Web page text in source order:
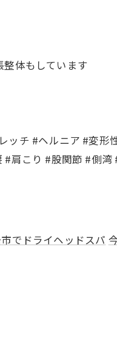
体もしています
ッチ #ヘルニア #変
肩こり #股関節 #側
でドライヘッドスパ